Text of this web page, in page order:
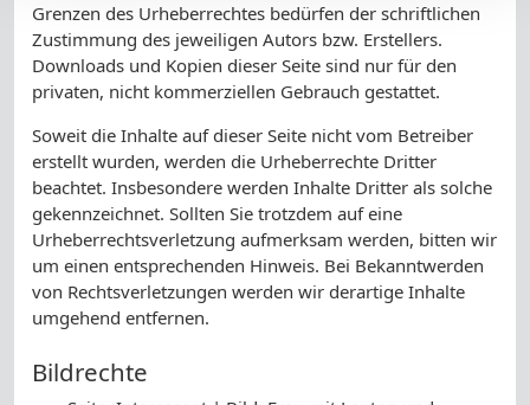
Grenzen des Urheberrechtes bedürfen der schriftlichen
Zustimmung des jeweiligen Autors bzw. Erstellers.
Downloads und Kopien dieser Seite sind nur für den
privaten, nicht kommerziellen Gebrauch gestattet.
Soweit die Inhalte auf dieser Seite nicht vom Betreiber
erstellt wurden, werden die Urheberrechte Dritter
beachtet. Insbesondere werden Inhalte Dritter als solche
gekennzeichnet. Sollten Sie trotzdem auf eine
Urheberrechtsverletzung aufmerksam werden, bitten wir
um einen entsprechenden Hinweis. Bei Bekanntwerden
von Rechtsverletzungen werden wir derartige Inhalte
umgehend entfernen.
Bildrechte